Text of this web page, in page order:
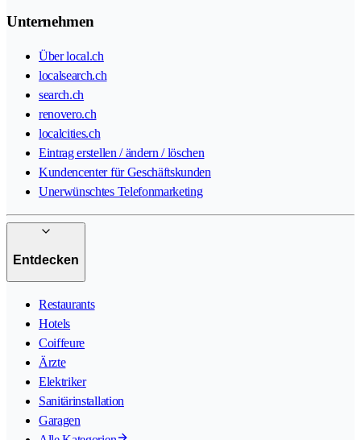
Unternehmen
Über local.ch
localsearch.ch
search.ch
renovero.ch
localcities.ch
Eintrag erstellen / ändern / löschen
Kundencenter für Geschäftskunden
Unerwünschtes Telefonmarketing
Entdecken
Restaurants
Hotels
Coiffeure
Ärzte
Elektriker
Sanitärinstallation
Garagen